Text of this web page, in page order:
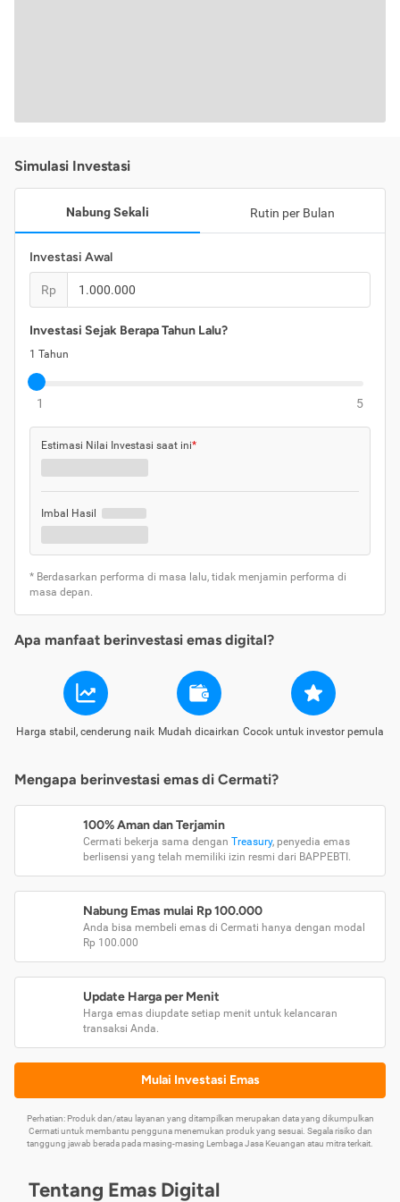
Simulasi Investasi
Nabung Sekali Rutin per Bulan
Investasi Awal
Rp
Investasi Sejak Berapa Tahun Lalu?
1 Tahun
1 5
Estimasi Nilai Investasi saat ini*
Imbal Hasil
* Berdasarkan performa di masa lalu, tidak menjamin performa di
masa depan.
Apa manfaat berinvestasi emas digital?
Harga stabil, cenderung naik Mudah dicairkan Cocok untuk investor pemula
Mengapa berinvestasi emas di Cermati?
100% Aman dan Terjamin
Cermati bekerja sama dengan Treasury, penyedia emas
berlisensi yang telah memiliki izin resmi dari BAPPEBTI.
Nabung Emas mulai Rp 100.000
Anda bisa membeli emas di Cermati hanya dengan modal
Rp 100.000
Update Harga per Menit
Harga emas diupdate setiap menit untuk kelancaran
transaksi Anda.
Mulai Investasi Emas
Perhatian: Produk dan/atau layanan yang ditampilkan merupakan data yang dikumpulkan
Cermati untuk membantu pengguna menemukan produk yang sesuai. Segala risiko dan
tanggung jawab berada pada masing-masing Lembaga Jasa Keuangan atau mitra terkait.
Tentang Emas Digital